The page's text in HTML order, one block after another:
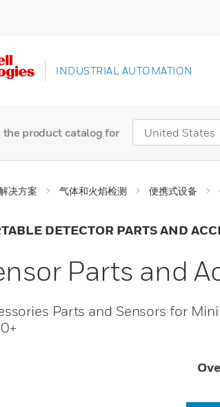
INDUSTRIAL AUTOMATION
the product catalog for
决方案 气体和火焰检测 便携式设备
DETECTOR PARTS AND
Parts and
Parts and Sensors for